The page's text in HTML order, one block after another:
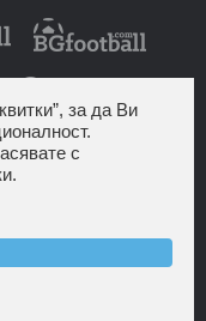
за да Ви
с